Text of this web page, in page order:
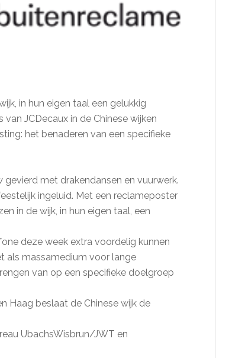
in hun eigen taal een gelukkig
JCDecaux in de Chinese wijken
het benaderen van een specifieke
met drakendansen en vuurwerk.
ingeluid. Met een reclameposter
in de wijk, in hun eigen taal, een
deze week extra voordelig kunnen
als massamedium voor lange
van op een specifieke doelgroep
Haag beslaat de Chinese wijk de
UbachsWisbrun/JWT en